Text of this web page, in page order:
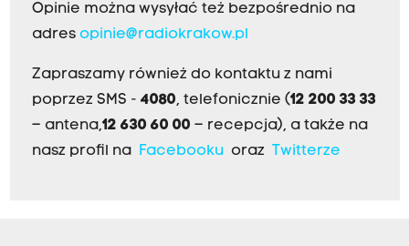
Opinie można wysyłać też bezpośrednio na
adres opinie@radiokrakow.pl
Zapraszamy również do kontaktu z nami
poprzez SMS - 4080, telefonicznie (12 200 33 33
– antena,12 630 60 00 – recepcja), a także na
nasz profil na
Facebookuoraz Twitterze